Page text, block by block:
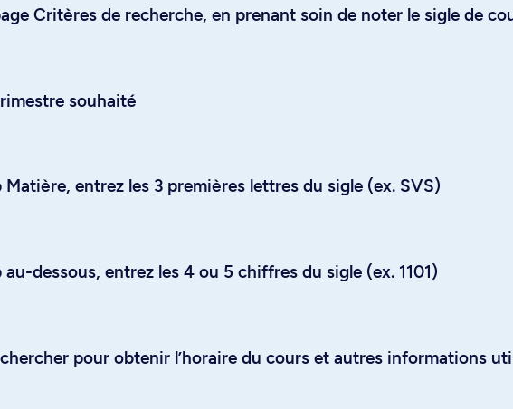
Critères de recherche, en prenant soin de noter le sigle de
souhaité
Matière, entrez les 3 premières lettres du sigle (ex. SVS)
au-dessous, entrez les 4 ou 5 chiffres du sigle (ex. 1101)
pour obtenir l’horaire du cours et autres informations